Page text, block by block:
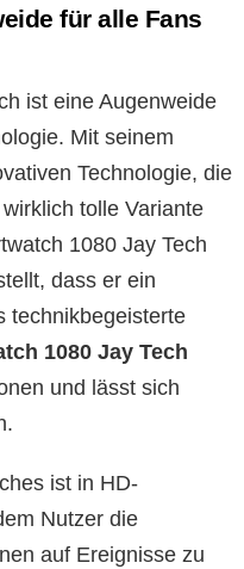
für alle Fans
ist eine Augenweide
Mit seinem
Technologie, die
tolle Variante
1080 Jay Tech
dass er ein
technikbegeisterte
1080 Jay Tech
und lässt sich
ist in HD-
Nutzer die
auf Ereignisse zu